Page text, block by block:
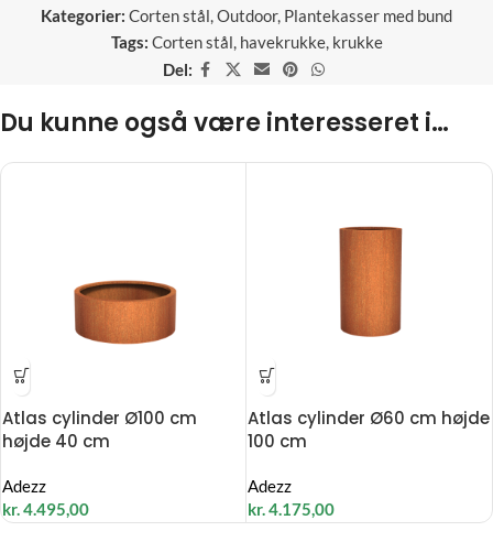
Kategorier: Corten stål,Outdoor, Plantekasser med bund
Tags: Corten stål, havekrukke, krukke
Del:
Du kunne også være interesseret i…
Atlas cylinder Ø100 cm
højde 40 cm
Adezz
kr.4.495,00
Atlas cylinder Ø60 cm højde
100 cm
Adezz
kr.4.175,00